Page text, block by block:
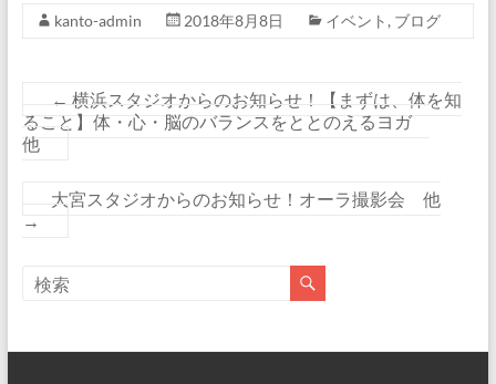
kanto-admin 2018年8月8日 イベント , ブログ
← 横浜スタジオからのお知らせ！【まずは、体を知
ること】体・心・脳のバランスをととのえるヨガ
他
大宮スタジオからのお知らせ！オーラ撮影会 他
→